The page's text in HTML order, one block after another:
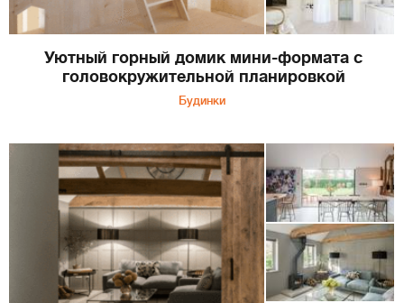
Уютный горный домик мини-формата с
головокружительной планировкой
Будинки